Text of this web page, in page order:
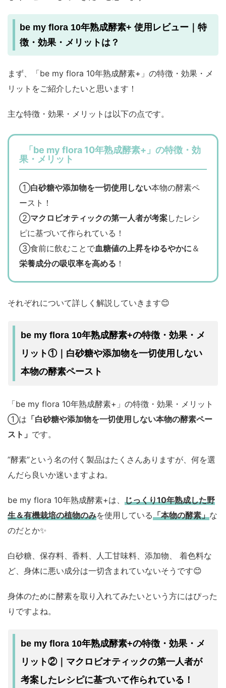
be my flora 10年熟成酵素+ 使用レビュー｜特
徴・効果・メリットは？
まず、「be my flora 10年熟成酵素+」の特徴・効果・メ
リットをご紹介したいと思います！
主な特徴・効果・メリットは以下の点です。
「be my flora 10年熟成酵素+」の特徴・効
果・メリット
①白砂糖や添加物を一切使用しない本物の酵素ペ
ースト！
②マクロビオティックの第一人者が考案したレシ
ピに基づいて作られている！
③食前に飲むことで血糖値の上昇をゆるやかに ＆
栄養成分の吸収率を高める ！
それぞれについて詳しく解説していきます😊
be my flora 10年熟成酵素+の特徴・効果・メ
リット①｜白砂糖や添加物を一切使用しない
本物の酵素ペースト
「be my flora 10年熟成酵素+」の特徴・効果・メリット
①は 「白砂糖や添加物を一切使用しない本物の酵素ペー
スト」 です。
”酵素”という名の付く製品はたくさんありますが、何を選
んだら良いか迷いますよね。
be my flora 10年熟成酵素+は、 じっくり10年熟成した野
生＆有機栽培の植物のみを使用している「本物の酵素」な
のだとか✨
白砂糖、保存料、香料、人工甘味料、添加物、 着色料な
ど、身体に悪い成分は一切含まれていないそうです😊
身体のために酵素を取り入れてみたいという方にはぴった
りですよね。
be my flora 10年熟成酵素+の特徴・効果・メ
リット②｜マクロビオティックの第一人者が
考案したレシピに基づいて作られている！